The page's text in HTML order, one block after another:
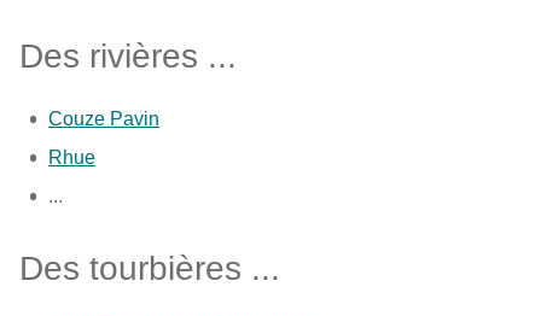
Des rivières ...
Couze Pavin
Rhue
...
Des tourbières ...